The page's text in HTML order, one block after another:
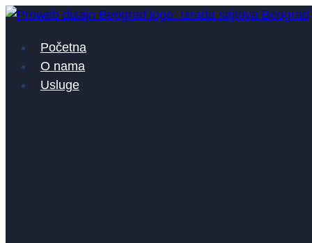
Skočite
sadržajPočetna
O nama
Usluge